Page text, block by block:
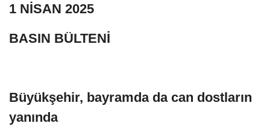
1 NİSAN 2025
BASIN BÜLTENİ
Büyükşehir, bayramda da can dostların
yanında